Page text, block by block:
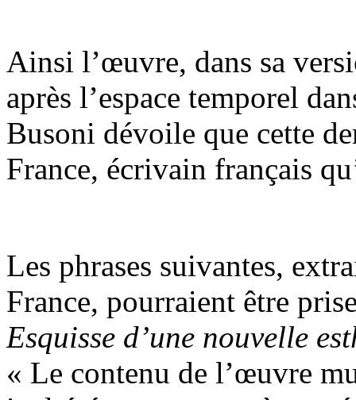
Ainsi l’œuvre, dans sa
après l’espace temporel
Busoni dévoile que cette
France, écrivain français
Les phrases suivantes,
France, pourraient être
Esquisse d’une nouvelle
« Le contenu de l’œuvre